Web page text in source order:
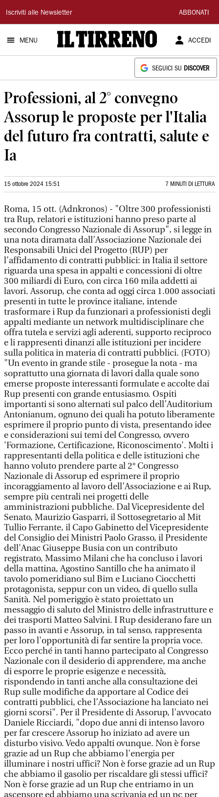
Il
Tirreno
Iscriviti alle Newsletter ABBONATI
MENU ACCEDI
SEGUICI SU DISCOVER
Professioni, al 2° convegno
Assorup le proposte per l'Italia
del futuro fra contratti, salute e
Ia
15 ottobre 2024 15:51 7 MINUTI DI LETTURA
Roma, 15 ott. (Adnkronos) - "Oltre 300 professionisti
tra Rup, relatori e istituzioni hanno preso parte al
secondo Congresso Nazionale di Assorup", si legge in
una nota diramata dall’Associazione Nazionale dei
Responsabili Unici del Progetto (RUP) per
l’affidamento di contratti pubblici: in Italia il settore
riguarda una spesa in appalti e concessioni di oltre
300 miliardi di Euro, con circa 160 mila addetti ai
lavori. Assorup, che conta ad oggi circa 1.000 associati
presenti in tutte le province italiane, intende
trasformare i Rup da funzionari a professionisti degli
appalti mediante un network multidisciplinare che
offra tutela e servizi agli aderenti, supporto reciproco
e li rappresenti dinanzi alle istituzioni per incidere
sulla politica in materia di contratti pubblici. (FOTO)
"Un evento in grande stile - prosegue la nota - ma
soprattutto una giornata di lavori dalla quale sono
emerse proposte interessanti formulate e accolte dai
Rup presenti con grande entusiasmo. Ospiti
importanti si sono alternati sul palco dell’Auditorium
Antonianum, ognuno dei quali ha potuto liberamente
esprimere il proprio punto di vista, presentando idee
e considerazioni sui temi del Congresso, ovvero
'Formazione, Certificazione, Riconoscimento'. Molti i
rappresentanti della politica e delle istituzioni che
hanno voluto prendere parte al 2° Congresso
Nazionale di Assorup ed esprimere il proprio
incoraggiamento al lavoro dell’Associazione e ai Rup,
sempre più centrali nei progetti delle
amministrazioni pubbliche. Dal Vicepresidente del
Senato, Maurizio Gasparri, il Sottosegretario al Mit
Tullio Ferrante, il Capo Gabinetto del Vicepresidente
del Consiglio dei Ministri Paolo Grasso, il Presidente
dell'Anac Giuseppe Busia con un contributo
registrato, Massimo Milani che ha concluso i lavori
della mattina, Agostino Santillo che ha animato il
tavolo pomeridiano sul Bim e Luciano Ciocchetti
protagonista, seppur con un video, di quello sulla
Sanità. Nel pomeriggio è stato proiettato un
messaggio di saluto del Ministro delle infrastrutture e
dei trasporti Matteo Salvini. I Rup desiderano fare un
passo in avanti e Assorup, in tal senso, rappresenta
per loro l'opportunità di far sentire la propria voce.
Ecco perché in tanti hanno partecipato al Congresso
Nazionale con il desiderio di apprendere, ma anche
di esporre le proprie esigenze e necessità,
rispondendo in tanti anche alla consultazione dei
Rup sulle modifiche da apportare al Codice dei
contratti pubblici, che l’Associazione ha lanciato nei
giorni scorsi". Per il Presidente di Assorup, l'avvocato
Daniele Ricciardi, "dopo due anni di intenso lavoro
per far crescere Assorup ho iniziato ad avere un
disturbo visivo. Vedo appalti ovunque. Non è forse
grazie ad un Rup che abbiamo l'energia per
illuminare i nostri uffici? Non è forse grazie ad un Rup
che abbiamo il gasolio per riscaldare gli stessi uffici?
Non è forse grazie ad un Rup che entriamo in un
ascensore ed abbiamo una scrivania ed un pc per